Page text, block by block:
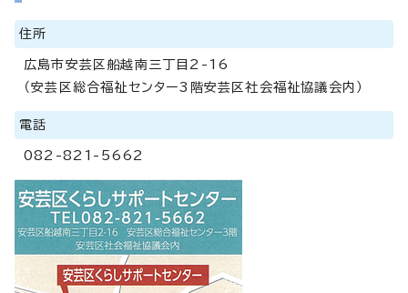
住所
広島市安芸区船越南三丁目2-16
（安芸区総合福祉センター3階安芸区社会福祉協議会内）
電話
082-821-5662